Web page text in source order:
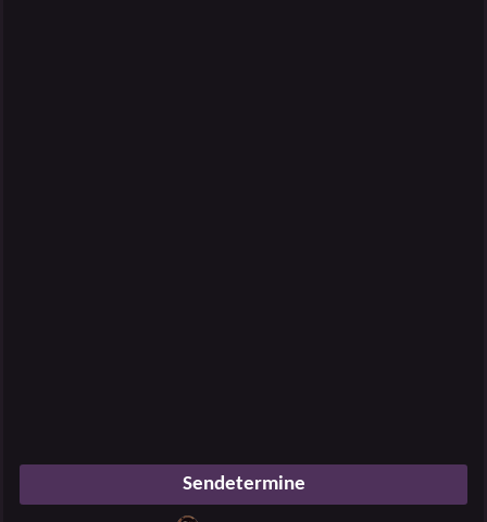
Sendetermine